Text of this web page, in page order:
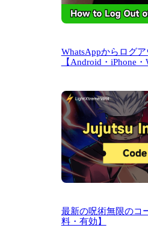
WhatsAppからログ
【Android・iPhone・
最新の呪術無限のコ
料・有効】